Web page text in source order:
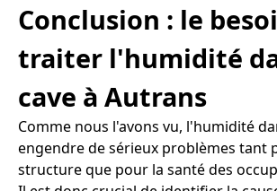
Conclusion : le
traiter l'humidité
cave à Autrans
Comme nous l'avons vu, l'humidité
engendre de sérieux problèmes tant
structure que pour la santé des